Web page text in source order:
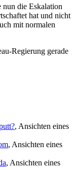
nun die Eskalation
hat und nicht
mit normalen
Regierung gerade
, Ansichten eines
, Ansichten eines
, Ansichten eines